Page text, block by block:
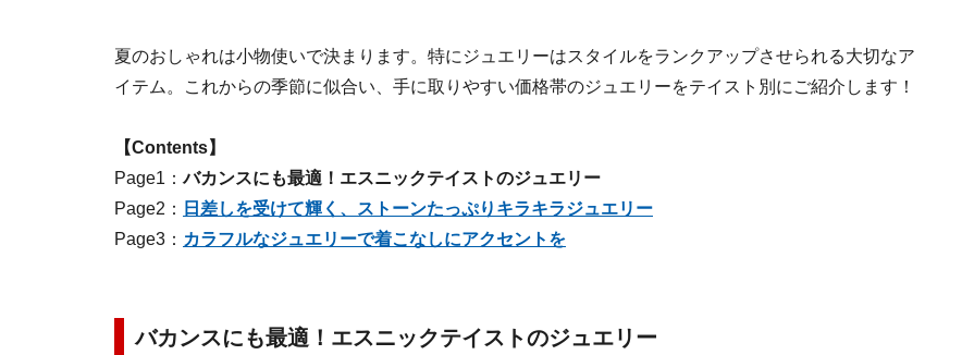
夏のおしゃれは小物使いで決まります。特にジュエリーはスタイルをランクアップさせられる大切なア
イテム。これからの季節に似合い、手に取りやすい価格帯のジュエリーをテイスト別にご紹介します！
【Contents】
Page1：バカンスにも最適！エスニックテイストのジュエリー
Page2：
日差しを受けて輝く、ストーンたっぷりキラキラジュエリー
Page3： カラフルなジュエリーで着こなしにアクセントを
バカンスにも最適！エスニックテイストのジュエリー